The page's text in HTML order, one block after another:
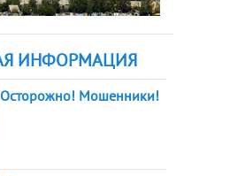
ИНФОРМАЦИЯ
Осторожно! Мошенники!